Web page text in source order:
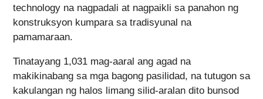
technology na nagpadali at nagpaikli sa panahon ng
konstruksyon kumpara sa tradisyunal na
pamamaraan.
Tinatayang 1,031 mag-aaral ang agad na
makikinabang sa mga bagong pasilidad, na tutugon sa
kakulangan ng halos limang silid-aralan dito bunsod